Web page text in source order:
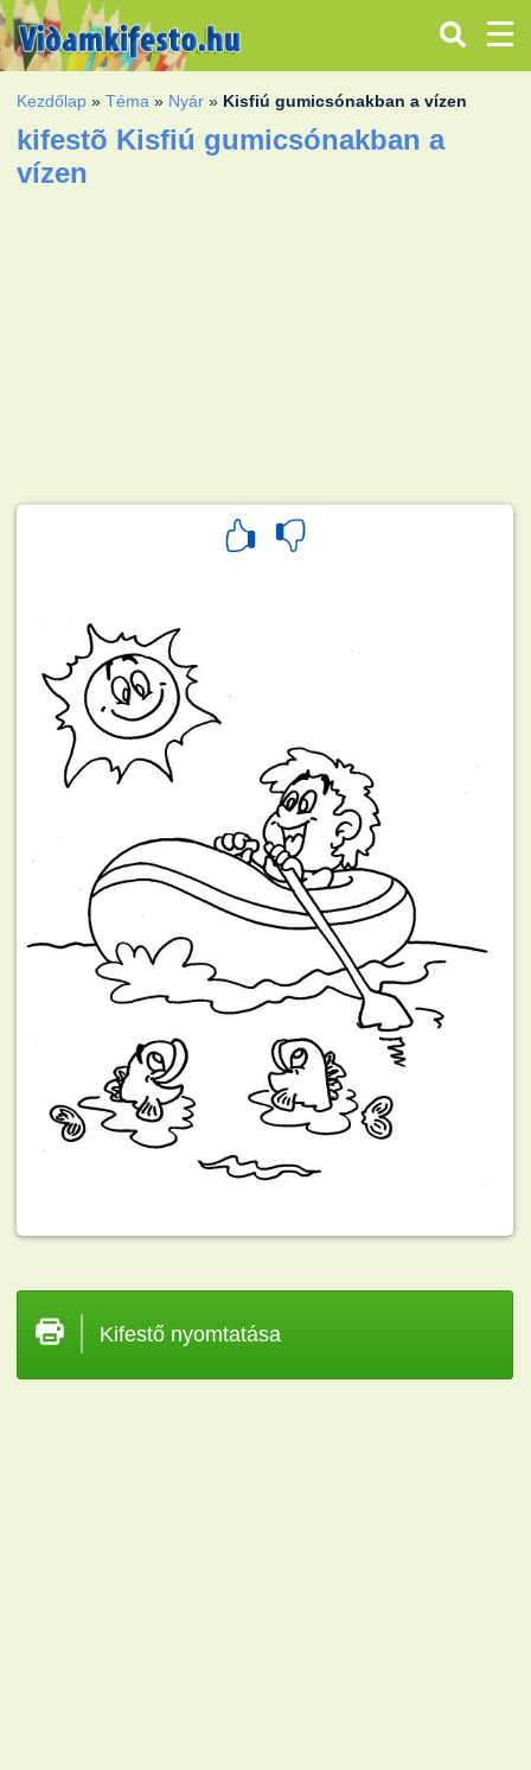
Kezdőlap »Téma » Nyár » Kisfiú gumicsónakban a vízen
kifestõ Kisfiú gumicsónakban a
vízen
Kifestő nyomtatása